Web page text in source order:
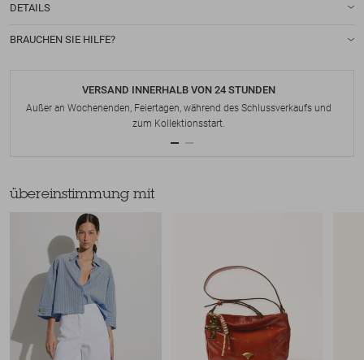
DETAILS
BRAUCHEN SIE HILFE?
VERSAND INNERHALB VON 24 STUNDEN
Außer an Wochenenden, Feiertagen, während des Schlussverkaufs und
zum Kollektionsstart.
übereinstimmung mit